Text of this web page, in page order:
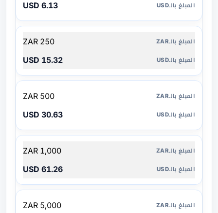
6.13 USD
250 ZAR
15.32 USD
500 ZAR
30.63 USD
1,000 ZAR
61.26 USD
5,000 ZAR